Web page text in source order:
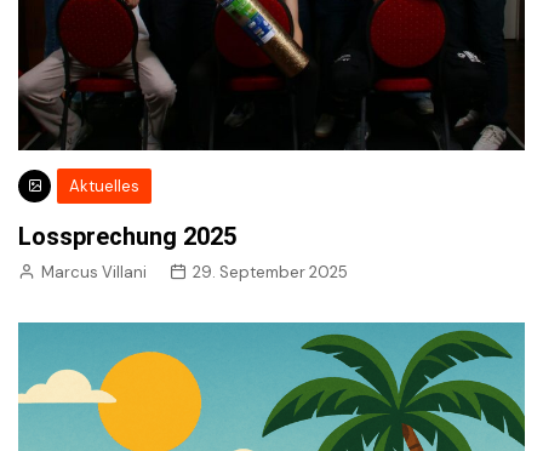
Aktuelles
Lossprechung 2025
Marcus Villani 29. September 2025